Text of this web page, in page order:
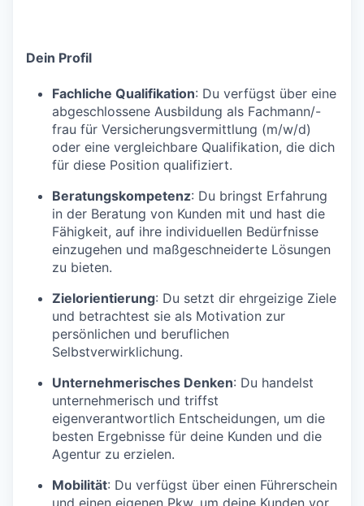
Dein Profil
Fachliche Qualifikation: Du verfügst über eine
abgeschlossene Ausbildung als Fachmann/-
frau für Versicherungsvermittlung (m/w/d)
oder eine vergleichbare Qualifikation, die dich
für diese Position qualifiziert.
Beratungskompetenz: Du bringst Erfahrung
in der Beratung von Kunden mit und hast die
Fähigkeit, auf ihre individuellen Bedürfnisse
einzugehen und maßgeschneiderte Lösungen
zu bieten.
Zielorientierung: Du setzt dir ehrgeizige Ziele
und betrachtest sie als Motivation zur
persönlichen und beruflichen
Selbstverwirklichung.
Unternehmerisches Denken: Du handelst
unternehmerisch und triffst
eigenverantwortlich Entscheidungen, um die
besten Ergebnisse für deine Kunden und die
Agentur zu erzielen.
Mobilität: Du verfügst über einen Führerschein
und einen eigenen Pkw, um deine Kunden vor